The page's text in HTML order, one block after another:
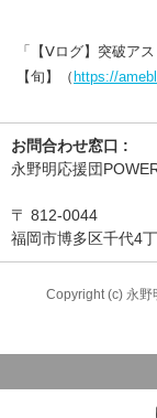
「【Ⅴログ】突破ア
【旬】（ https://
お問合わせ窓口 :
永野明応援団
〒 812-0044
福岡市博多区千代4
Copyright (c) 永野